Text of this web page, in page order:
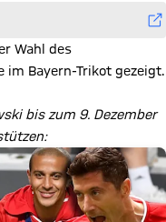
Wahl des
im Bayern-Trikot gezeigt.
bis zum 9. Dezember